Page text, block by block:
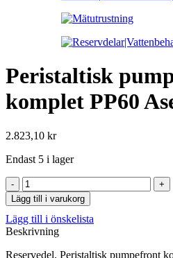
Peristaltisk
komplet PP60
2.823,10 kr
Endast 5 i lager
Peristaltisk
pumpefront
komplet
PP60
Aseko
Lägg till i varukorg
Lägg till i önskelista
Beskrivning
Reservedel. Peristaltisk pumpefront